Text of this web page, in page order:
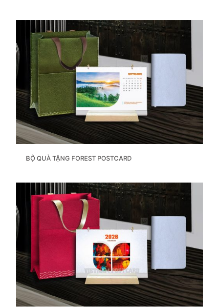
BỘ QUÀ TẶNG FOREST POSTCARD